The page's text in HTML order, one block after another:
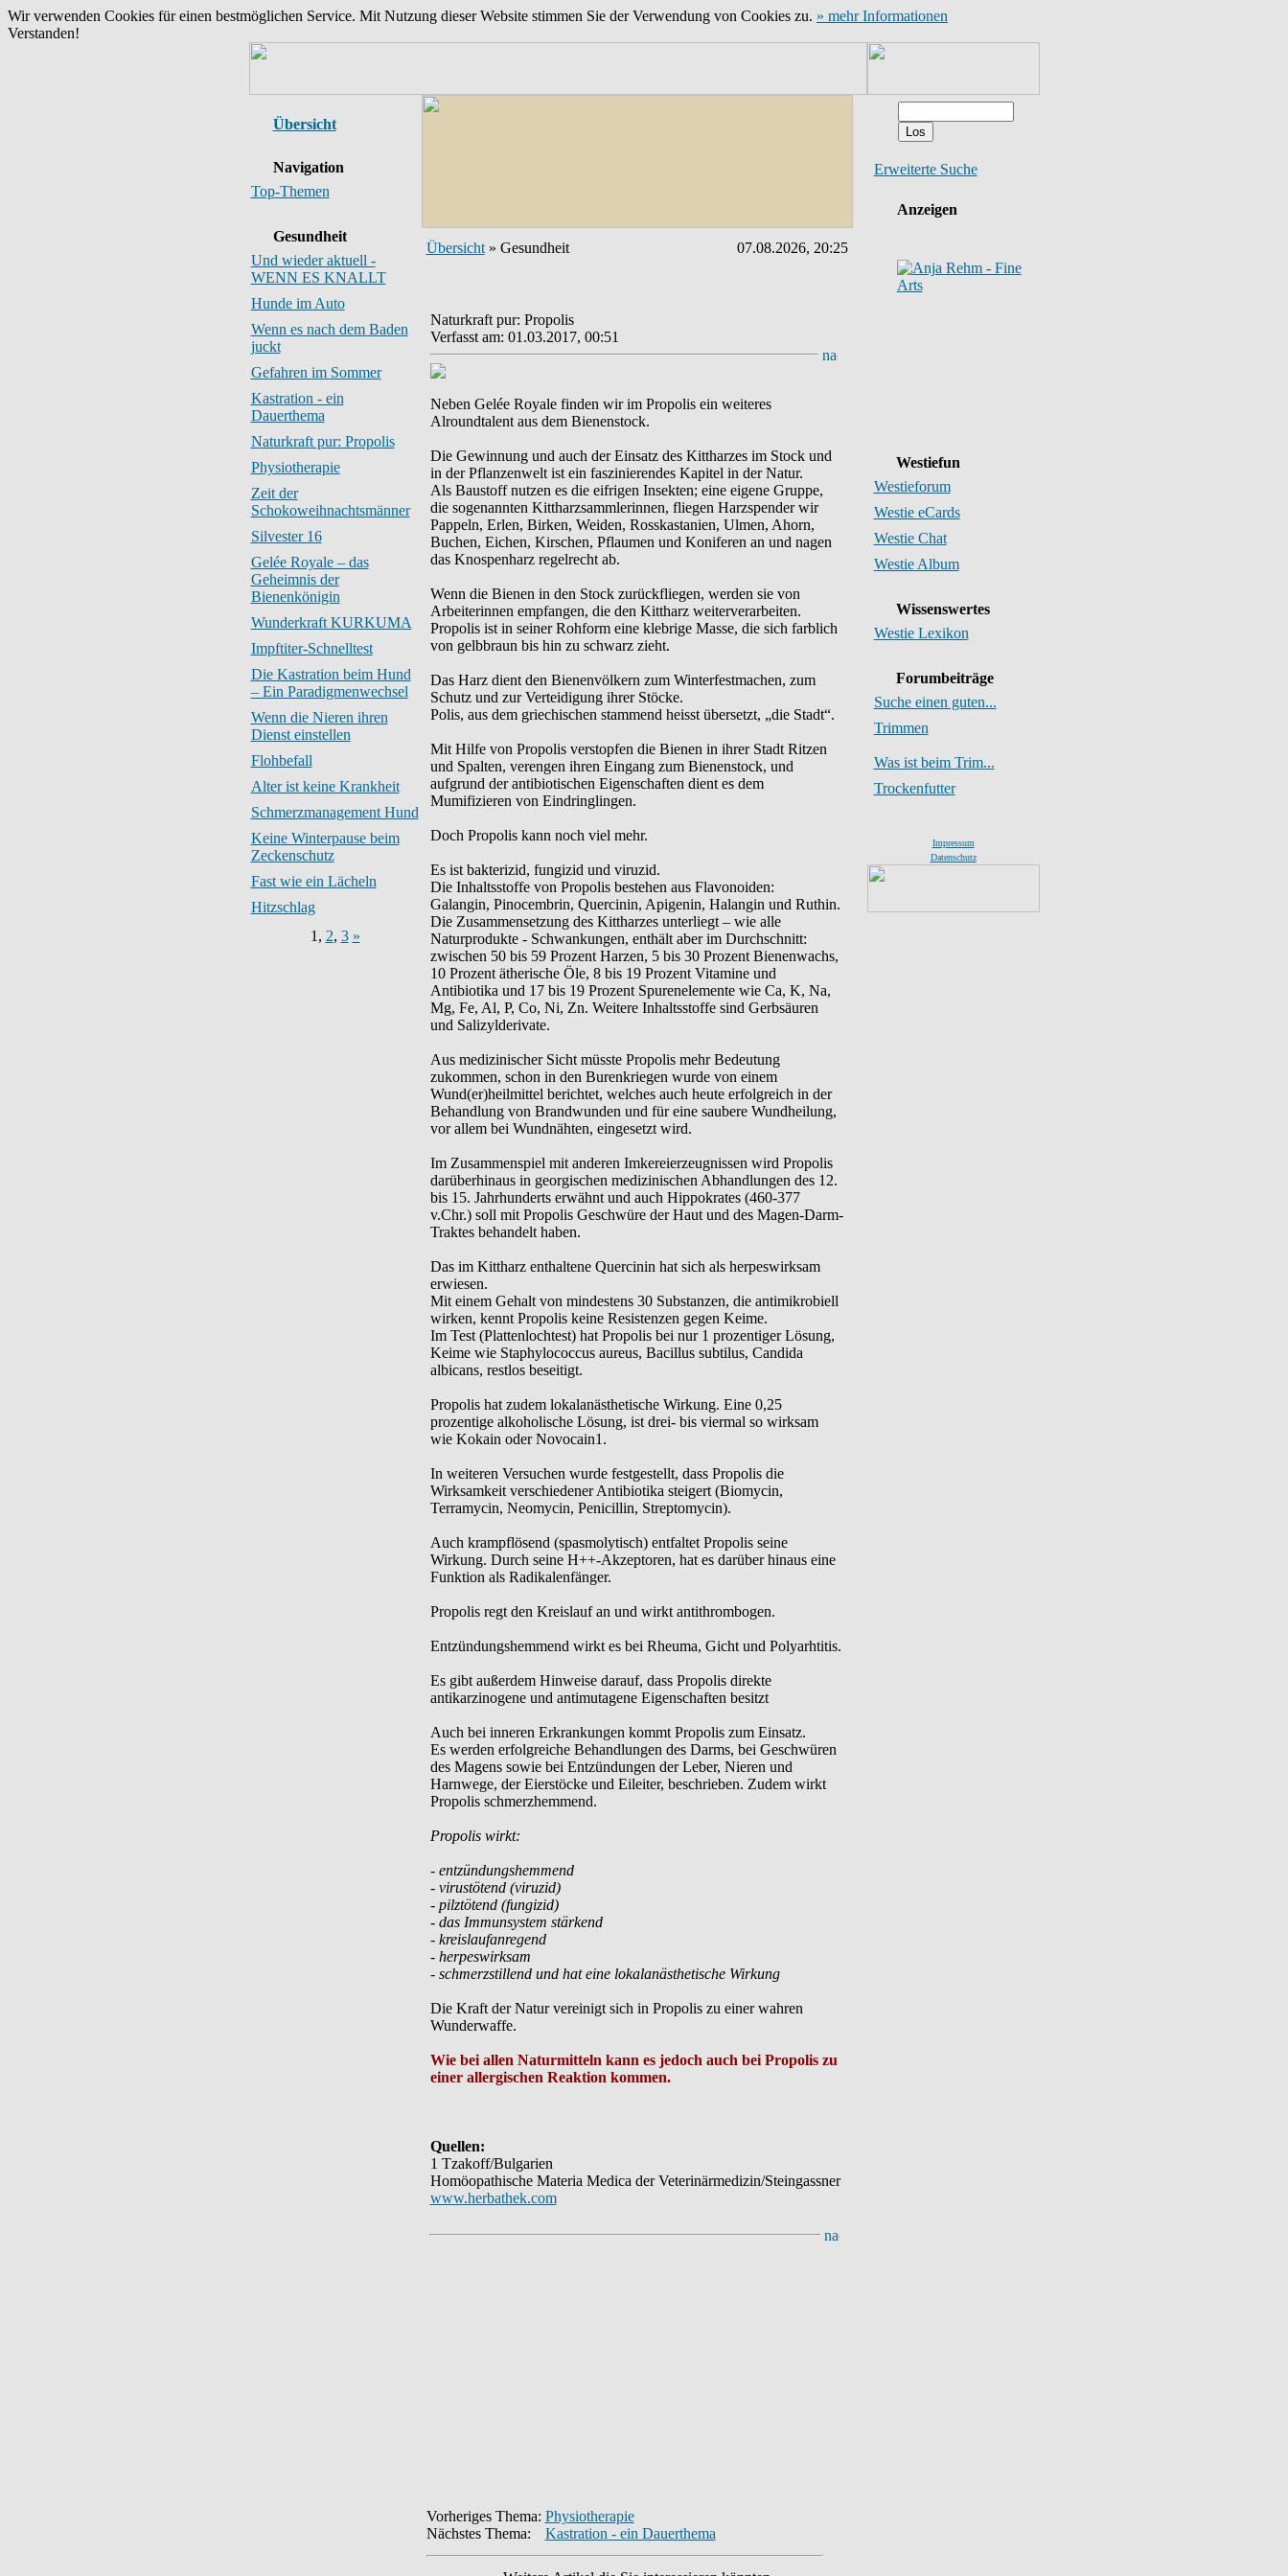
Wir verwenden Cookies für einen bestmöglichen Service. Mit Nutzung dieser Website stimmen Sie der Verwendung von Cookies zu. » mehr Informationen
Verstanden!
Übersicht
Navigation
Top-Themen
Gesundheit
Und wieder aktuell -
WENN ES KNALLT
Hunde im Auto
Wenn es nach dem Baden
juckt
Gefahren im Sommer
Kastration - ein
Dauerthema
Naturkraft pur: Propolis
Physiotherapie
Zeit der
Schokoweihnachtsmänner
Silvester 16
Gelée Royale – das
Geheimnis der
Bienenkönigin
Wunderkraft KURKUMA
Impftiter-Schnelltest
Die Kastration beim Hund
– Ein Paradigmenwechsel
Wenn die Nieren ihren
Dienst einstellen
Flohbefall
Alter ist keine Krankheit
Schmerzmanagement Hund
Keine Winterpause beim
Zeckenschutz
Fast wie ein Lächeln
Hitzschlag
1 , 2, 3 »
Übersicht» Gesundheit 07.08.2026, 20:25
Naturkraft pur: Propolis
Verfasst am: 01.03.2017, 00:51
Neben Gelée Royale finden wir im Propolis ein weiteres
Alroundtalent aus dem Bienenstock.
Die Gewinnung und auch der Einsatz des Kittharzes im Stock und
in der Pflanzenwelt ist ein faszinierendes Kapitel in der Natur.
Als Baustoff nutzen es die eifrigen Insekten; eine eigene Gruppe,
die sogenannten Kittharzsammlerinnen, fliegen Harzspender wir
Pappeln, Erlen, Birken, Weiden, Rosskastanien, Ulmen, Ahorn,
Buchen, Eichen, Kirschen, Pflaumen und Koniferen an und nagen
das Knospenharz regelrecht ab.
Wenn die Bienen in den Stock zurückfliegen, werden sie von
Arbeiterinnen empfangen, die den Kittharz weiterverarbeiten.
Propolis ist in seiner Rohform eine klebrige Masse, die sich farblich
von gelbbraun bis hin zu schwarz zieht.
Das Harz dient den Bienenvölkern zum Winterfestmachen, zum
Schutz und zur Verteidigung ihrer Stöcke.
Polis, aus dem griechischen stammend heisst übersetzt, „die Stadt“.
Mit Hilfe von Propolis verstopfen die Bienen in ihrer Stadt Ritzen
und Spalten, verengen ihren Eingang zum Bienenstock, und
aufgrund der antibiotischen Eigenschaften dient es dem
Mumifizieren von Eindringlingen.
Doch Propolis kann noch viel mehr.
Es ist bakterizid, fungizid und viruzid.
Die Inhaltsstoffe von Propolis bestehen aus Flavonoiden:
Galangin, Pinocembrin, Quercinin, Apigenin, Halangin und Ruthin.
Die Zusammensetzung des Kittharzes unterliegt – wie alle
Naturprodukte - Schwankungen, enthält aber im Durchschnitt:
zwischen 50 bis 59 Prozent Harzen, 5 bis 30 Prozent Bienenwachs,
10 Prozent ätherische Öle, 8 bis 19 Prozent Vitamine und
Antibiotika und 17 bis 19 Prozent Spurenelemente wie Ca, K, Na,
Mg, Fe, Al, P, Co, Ni, Zn. Weitere Inhaltsstoffe sind Gerbsäuren
und Salizylderivate.
Aus medizinischer Sicht müsste Propolis mehr Bedeutung
zukommen, schon in den Burenkriegen wurde von einem
Wund(er)heilmittel berichtet, welches auch heute erfolgreich in der
Behandlung von Brandwunden und für eine saubere Wundheilung,
vor allem bei Wundnähten, eingesetzt wird.
Im Zusammenspiel mit anderen Imkereierzeugnissen wird Propolis
darüberhinaus in georgischen medizinischen Abhandlungen des 12.
bis 15. Jahrhunderts erwähnt und auch Hippokrates (460-377
v.Chr.) soll mit Propolis Geschwüre der Haut und des Magen-Darm-
Traktes behandelt haben.
Das im Kittharz enthaltene Quercinin hat sich als herpeswirksam
erwiesen.
Mit einem Gehalt von mindestens 30 Substanzen, die antimikrobiell
wirken, kennt Propolis keine Resistenzen gegen Keime.
Im Test (Plattenlochtest) hat Propolis bei nur 1 prozentiger Lösung,
Keime wie Staphylococcus aureus, Bacillus subtilus, Candida
albicans, restlos beseitigt.
Propolis hat zudem lokalanästhetische Wirkung. Eine 0,25
prozentige alkoholische Lösung, ist drei- bis viermal so wirksam
wie Kokain oder Novocain1.
In weiteren Versuchen wurde festgestellt, dass Propolis die
Wirksamkeit verschiedener Antibiotika steigert (Biomycin,
Terramycin, Neomycin, Penicillin, Streptomycin).
Auch krampflösend (spasmolytisch) entfaltet Propolis seine
Wirkung. Durch seine H++-Akzeptoren, hat es darüber hinaus eine
Funktion als Radikalenfänger.
Propolis regt den Kreislauf an und wirkt antithrombogen.
Entzündungshemmend wirkt es bei Rheuma, Gicht und Polyarhtitis.
Es gibt außerdem Hinweise darauf, dass Propolis direkte
antikarzinogene und antimutagene Eigenschaften besitzt
Auch bei inneren Erkrankungen kommt Propolis zum Einsatz.
Es werden erfolgreiche Behandlungen des Darms, bei Geschwüren
des Magens sowie bei Entzündungen der Leber, Nieren und
Harnwege, der Eierstöcke und Eileiter, beschrieben. Zudem wirkt
Propolis schmerzhemmend.
Propolis wirkt:
- entzündungshemmend
- virustötend (viruzid)
- pilztötend (fungizid)
- das Immunsystem stärkend
- kreislaufanregend
- herpeswirksam
- schmerzstillend und hat eine lokalanästhetische Wirkung
Die Kraft der Natur vereinigt sich in Propolis zu einer wahren
Wunderwaffe.
Wie bei allen Naturmitteln kann es jedoch auch bei Propolis zu
einer allergischen Reaktion kommen.
Quellen:
1 Tzakoff/Bulgarien
Homöopathische Materia Medica der Veterinärmedizin/Steingassner
www.herbathek.com
Vorheriges Thema: Physiotherapie
Nächstes Thema:
Kastration - ein Dauerthema
Erweiterte Suche
Anzeigen
Westiefun
Westieforum
Westie eCards
Westie Chat
Westie Album
Wissenswertes
Westie Lexikon
Forumbeiträge
Suche einen guten...
Trimmen
Was ist beim Trim...
Trockenfutter
Impressum
Datenschutz